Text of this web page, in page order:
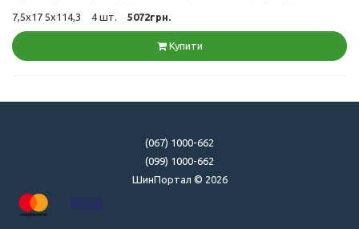
7,5x17 5x114,3 4 шт. 5072грн.
Купити
(067) 1000-662
(099) 1000-662
ШинПортал © 2026